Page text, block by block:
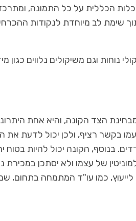
הכללית על כל התמונה,
שימת לב מיוחדת לנקודות
נוחות וגם משיקולים נלווים
מבחינת הצד הקונה, והיא אחת
בקשר רציף, ולכן יכול לדעת
בנוסף, הקונה יכול להיות
של עצמו ולא יסתכן במכירת
לייעוץ, כמו עו"ד המתמחה בתחום,